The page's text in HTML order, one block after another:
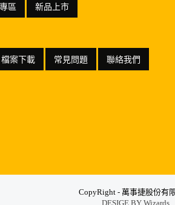
區 新品上市
檔案下載 常見問題 聯絡我們
CopyRight - 萬事捷股份有
DESIGE BY Wizards